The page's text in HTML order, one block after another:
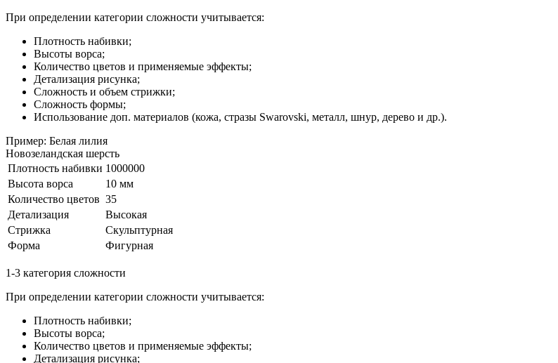
При определении категории сложности учитывается:
Плотность набивки;
Высоты ворса;
Количество цветов и применяемые эффекты;
Детализация рисунка;
Сложность и объем стрижки;
Сложность формы;
Использование доп. материалов (кожа, стразы Swarovski, металл, шнур, дерево и др.).
Пример: Белая лилия
Новозеландская шерсть
Плотность набивки 1000000
Высота ворса
10 мм
Количество цветов 35
Детализация
Высокая
Стрижка
Скульптурная
Форма
Фигурная
1-3 категория сложности
При определении категории сложности учитывается:
Плотность набивки;
Высоты ворса;
Количество цветов и применяемые эффекты;
Детализация рисунка;